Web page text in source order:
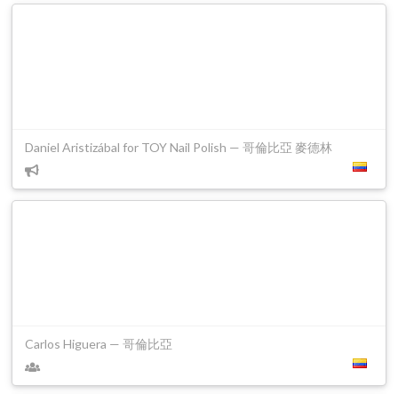
Daniel Aristizábal for TOY Nail Polish — 哥倫比亞 麥德林
Carlos Higuera — 哥倫比亞